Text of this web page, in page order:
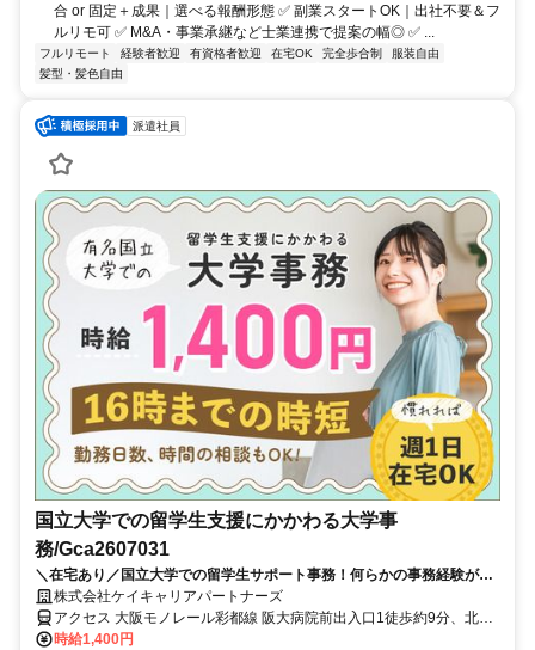
合 or 固定＋成果｜選べる報酬形態 ✅ 副業スタートOK｜出社不要＆フ
ルリモ可 ✅ M&A・事業承継など士業連携で提案の幅◎ ✅ ...
フルリモート 経験者歓迎 有資格者歓迎 在宅OK 完全歩合制
服装自由
髪型・髪色自由
派遣社員
国立大学での留学生支援にかかわる大学事
務/Gca2607031
＼在宅あり／国立大学での留学生サポート事務！何らかの事務経験があ
り、英文メールの読み書きができる方必見！【16時までの時短】
株式会社ケイキャリアパートナーズ
アクセス 大阪モノレール彩都線 阪大病院前出入口1徒歩約9分、北大
阪急行電鉄 千里中央（北大阪急行電鉄）徒歩約47分、ＪＲ東海道本
時給1,400円